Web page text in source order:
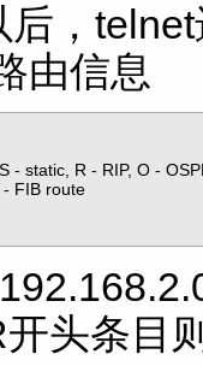
，
由信息
- static, R - RIP, O -
- FIB route
头条目